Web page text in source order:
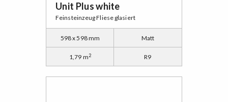
Unit Plus white
Feinsteinzeug Fliese glasiert
598 x 598 mm Matt
1,79 m2 R9